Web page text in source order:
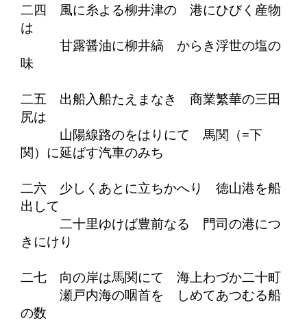
二四 風に糸よる柳井津の 港にひびく産物
は
甘露醤油に柳井縞 からき浮世の塩の
味
二五 出船入船たえまなき 商業繁華の三田
尻は
山陽線路のをはりにて 馬関（=下
関）に延ばす汽車のみち
二六 少しくあとに立ちかへり 徳山港を船
出して
二十里ゆけば豊前なる 門司の港につ
きにけり
二七 向の岸は馬関にて 海上わづか二十町
瀬戸内海の咽首を しめてあつむる船
の数